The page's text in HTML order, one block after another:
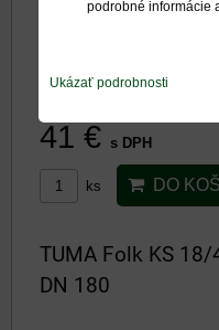
Dostupnosť:
41 € s DPH
ks DO
TUMA Folk KS
DN 180
podrobné informácie
Ukázať podrobnosti